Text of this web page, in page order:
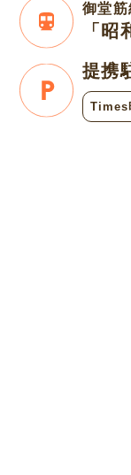
御堂筋
「
提携
Times